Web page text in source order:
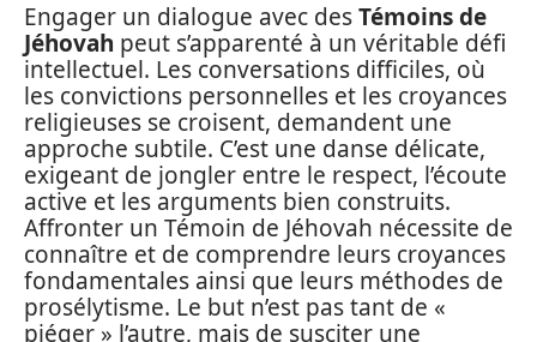
Engager un dialogue avec desTémoins de
Jéhovah peut s’apparenté à un véritable défi
intellectuel. Les conversations difficiles, où
les convictions personnelles et les croyances
religieuses se croisent, demandent une
approche subtile. C’est une danse délicate,
exigeant de jongler entre le respect, l’écoute
active et les arguments bien construits.
Affronter un Témoin de Jéhovah nécessite de
connaître et de comprendre leurs croyances
fondamentales ainsi que leurs méthodes de
prosélytisme. Le but n’est pas tant de «
piéger » l’autre, mais de susciter une